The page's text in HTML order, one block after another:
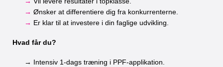
→ Ønsker at differentiere dig fra konkurrenterne.
→ Er klar til at investere i din faglige udvikling.
Hvad får du?
→ Intensiv 1-dags træning i PPF-applikation.